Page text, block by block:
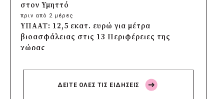
στον Υμηττό
πριν από 2 μέρες
ΥΠΑΑΤ: 12,5 εκατ. ευρώ για μέτρα
βιοασφάλειας στις 13 Περιφέρειες της
χώρας
Πρέσπεια 2026: Έξι ημέρες πολιτισμού,
μουσικής και γαστρονομίας στη Φλώρινα
ΔΕΙΤΕ ΟΛΕΣ ΤΙΣ ΕΙΔΗΣΕΙΣ